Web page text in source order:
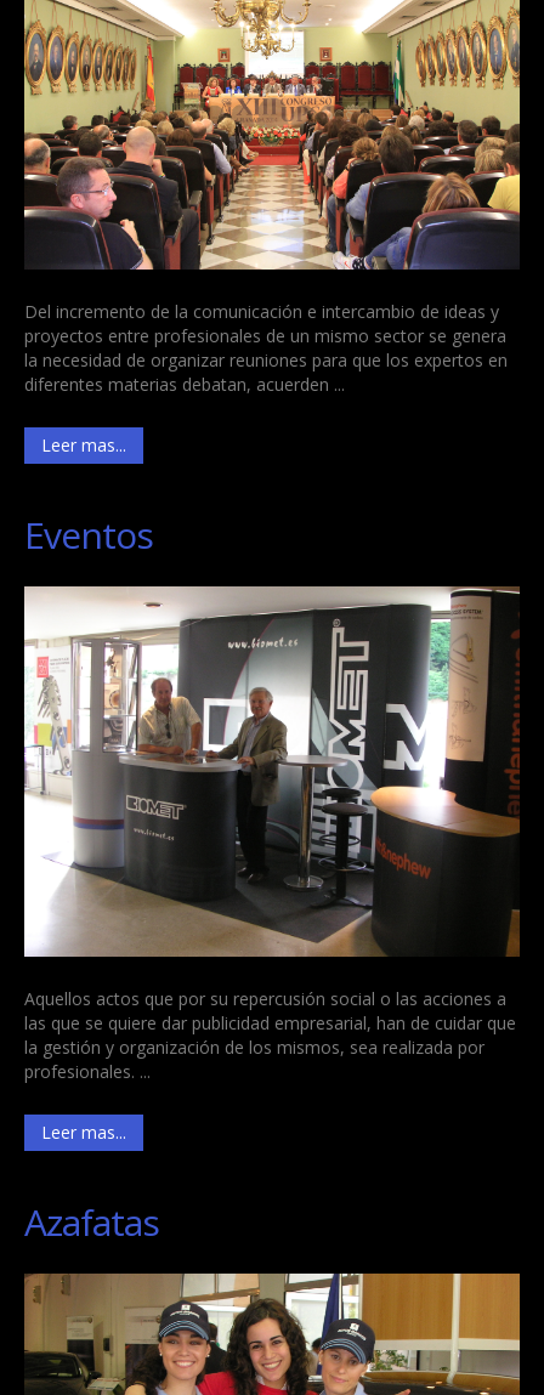
Del incremento de la comunicación e intercambio de ideas y
proyectos entre profesionales de un mismo sector se genera
la necesidad de organizar reuniones para que los expertos en
diferentes materias debatan, acuerden ...
Leer mas...
Eventos
Aquellos actos que por su repercusión social o las acciones a
las que se quiere dar publicidad empresarial, han de cuidar que
la gestión y organización de los mismos, sea realizada por
profesionales. ...
Leer mas...
Azafatas